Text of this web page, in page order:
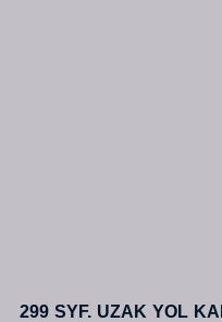
299 SYF. UZAK YOL